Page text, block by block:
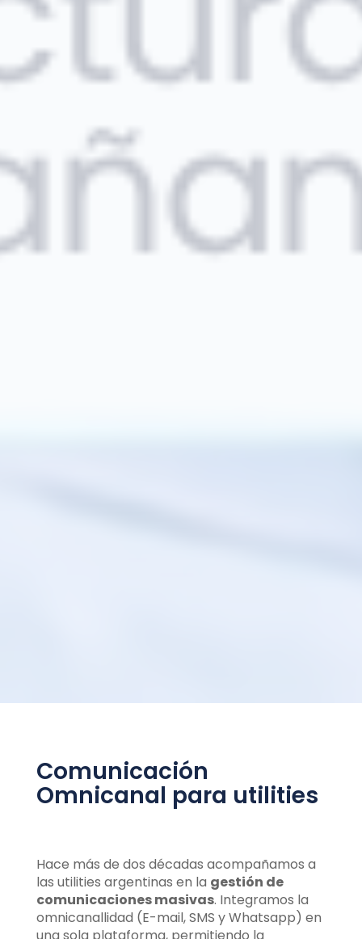
Comunicación
Omnicanal para utilities
Hace más de dos décadas acompañamos a
las utilities argentinas en la gestión de
comunicaciones masivas. Integramos la
omnicanallidad (E-mail, SMS y Whatsapp) en
una sola plataforma, permitiendo la